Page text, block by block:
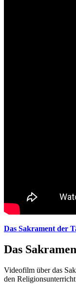
Das Sakrament der
Das
Videofilm über das
den